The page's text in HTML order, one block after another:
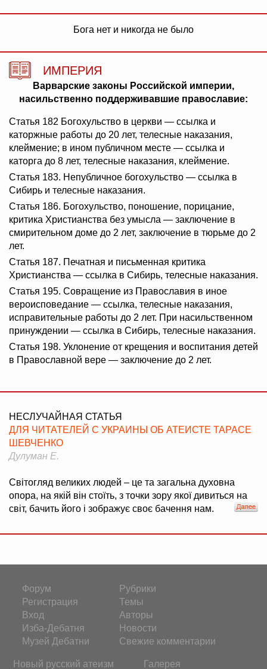
Бога нет и никогда не было
ИМПЕРИЯ
Варварские законы Российской империи,
насильственно поддерживавшие православие:
Статья 182 Богохульство в церкви — ссылка и
каторжные работы до 20 лет, телесные наказания,
клеймение; в ином публичном месте — ссылка и
каторга до 8 лет, телесные наказания, клеймение.
Статья 183. Непубличное богохульство — ссылка в
Сибирь и телесные наказания.
Статья 186. Богохульство, поношение, порицание,
критика Христианства без умысла — заключение в
смирительном доме до 2 лет, заключение в тюрьме до 2
лет.
Статья 187. Печатная и письменная критика
Христианства — ссылка в Сибирь, телесные наказания.
Статья 195. Совращение из Православия в иное
вероисповедание — ссылка, телесные наказания,
исправительные работы до 2 лет. При насильственном
принуждении — ссылка в Сибирь, телесные наказания.
Статья 198. Уклонение от крещения и воспитания детей
в Православной вере — заключение до 2 лет.
НЕСЛУЧАЙНАЯ СТАТЬЯ
ДЛЯ ЧИТАТЕЛЕЙ С УКРАИНЫ ОБ АТЕИСТЕ ТАРАСЕ
ШЕВЧЕНКО
Дулуман Е.
Світогляд великих людей – це та загальна духовна
опора, на якій він стоїть, з точки зору якої дивиться на
світ, бачить його і зображує своє бачення нам.
Форум
Регистрация
Вход
Изба-Дебатня
Музей Дебатни
Рубрики
Темы
Авторы
Новости
Свежие комментарии
Новый русский атеизм Галерея